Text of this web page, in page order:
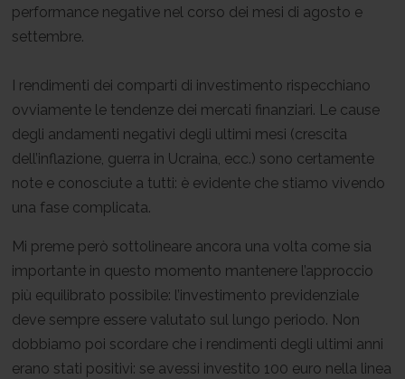
performance negative nel corso dei mesi di agosto e
settembre.
I rendimenti dei comparti di investimento rispecchiano
ovviamente le tendenze dei mercati finanziari. Le cause
degli andamenti negativi degli ultimi mesi (crescita
dell’inflazione, guerra in Ucraina, ecc.) sono certamente
note e conosciute a tutti: è evidente che stiamo vivendo
una fase complicata.
Mi preme però sottolineare ancora una volta come sia
importante in questo momento mantenere l’approccio
più equilibrato possibile: l’investimento previdenziale
deve sempre essere valutato sul lungo periodo. Non
dobbiamo poi scordare che i rendimenti degli ultimi anni
erano stati positivi: se avessi investito 100 euro nella linea